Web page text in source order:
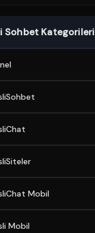
Sohbet Kategorileri
Mobil
Mobil